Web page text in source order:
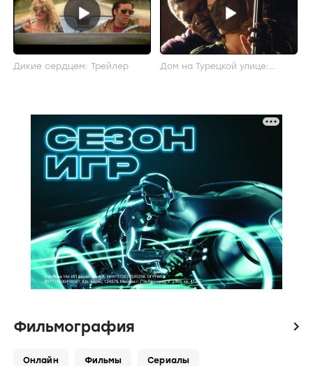
Дикие сердцем: Трейлер
Дом на Турецкой улице:
Фильмография icon
Онлайн Фильмы Сериалы